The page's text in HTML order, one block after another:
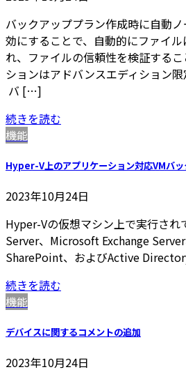
バックアッププラン作成時に自動
効にすることで、自動的にファイ
れ、ファイルの信頼性を検証する
ションはアドバンスエディション限
バ […]
続きを読む
機能
Hyper-V上のアプリケーション対応VMバ
2023年10月24日
Hyper-Vの仮想マシン上で実行さ
Server、Microsoft Exchange
SharePoint、およびActive
続きを読む
機能
デバイスに関するコメントの追加
2023年10月24日